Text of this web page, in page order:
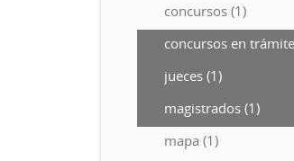
concursos (1)
concursos en
jueces (1)
magistrados (1)
mapa (1)